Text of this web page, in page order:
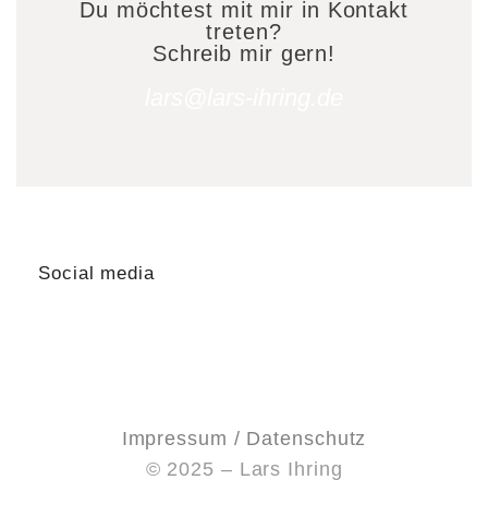
Du möchtest mit mir in Kontakt
treten?
Schreib mir gern!
Social media
Impressum / Datenschutz
© 2025 – Lars Ihring